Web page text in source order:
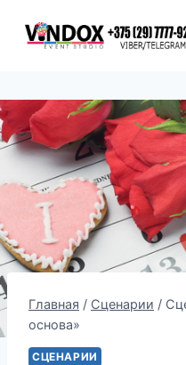
Главная / Сценарии /
основа»
СЦЕНАРИИ